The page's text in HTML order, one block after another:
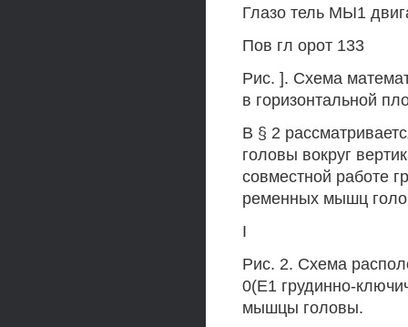
Глазо тель МЫ1
Пов гл орот 133
Рис. ]. Схема
в горизонтальной
В § 2
головы вокруг
совместной работе
ременных мышц
I
Рис. 2. Схема
0(Е1 грудинно-
мышцы головы.